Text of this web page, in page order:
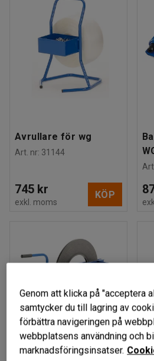
Avrullare för wg
Art. nr: 31144
745 kr
exkl. moms
KÖP
Genom att klicka på "acceptera
samtycker du till lagring av
förbättra navigeringen på
webbplatsens användning och
marknadsföringsinsatser.